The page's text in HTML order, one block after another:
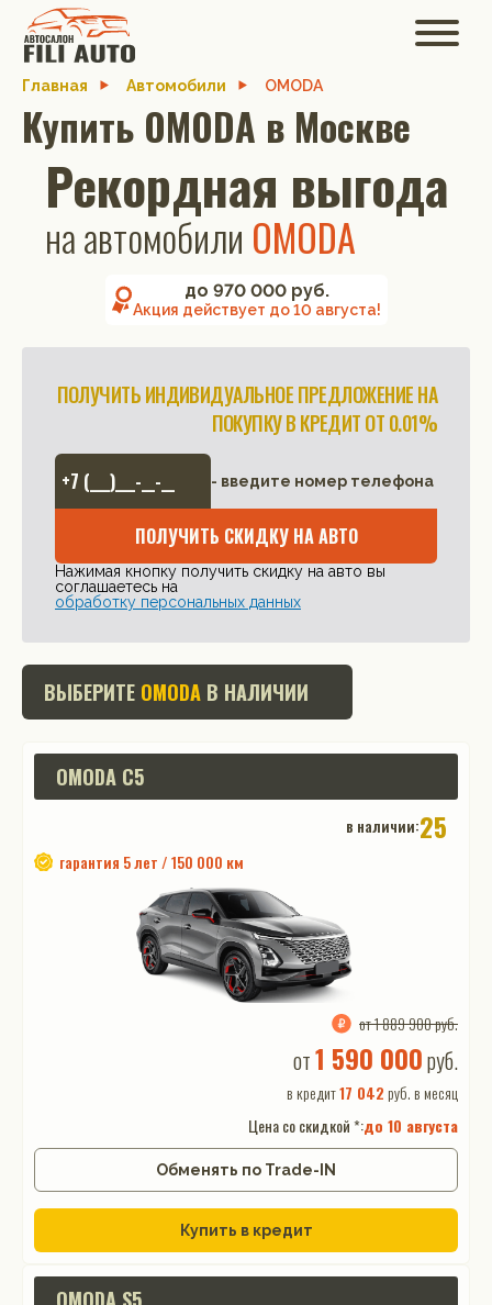
Главная Автомобили OMODA
Купить OMODA в Москве
Рекордная выгода
на автомобили OMODA
до 970 000 руб.
Акция действует до10 августа!
ПОЛУЧИТЬ ИНДИВИДУАЛЬНОЕ ПРЕДЛОЖЕНИЕ НА
ПОКУПКУ В КРЕДИТ ОТ 0.01%
- введите номер телефона
ПОЛУЧИТЬ СКИДКУ НА АВТО
Нажимая кнопку получить скидку на авто вы
соглашаетесь на
обработку персональных данных
ВЫБЕРИТЕ OMODA В НАЛИЧИИ
OMODA C5
в наличии:25
гарантия 5 лет / 150 000 км
от 1 889 900 руб.
от1 590 000руб.
в кредит17 042 руб. в месяц
Цена со скидкой *:до 10 августа
Обменять по Trade-IN
Купить в кредит